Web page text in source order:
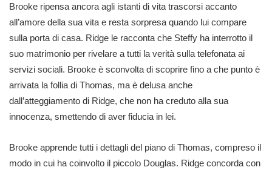
Brooke ripensa ancora agli istanti di vita trascorsi accanto
all’amore della sua vita e resta sorpresa quando lui compare
sulla porta di casa. Ridge le racconta che Steffy ha interrotto il
suo matrimonio per rivelare a tutti la verità sulla telefonata ai
servizi sociali. Brooke è sconvolta di scoprire fino a che punto è
arrivata la follia di Thomas, ma è delusa anche
dall’atteggiamento di Ridge, che non ha creduto alla sua
innocenza, smettendo di aver fiducia in lei.
Brooke apprende tutti i dettagli del piano di Thomas, compreso il
modo in cui ha coinvolto il piccolo Douglas. Ridge concorda con